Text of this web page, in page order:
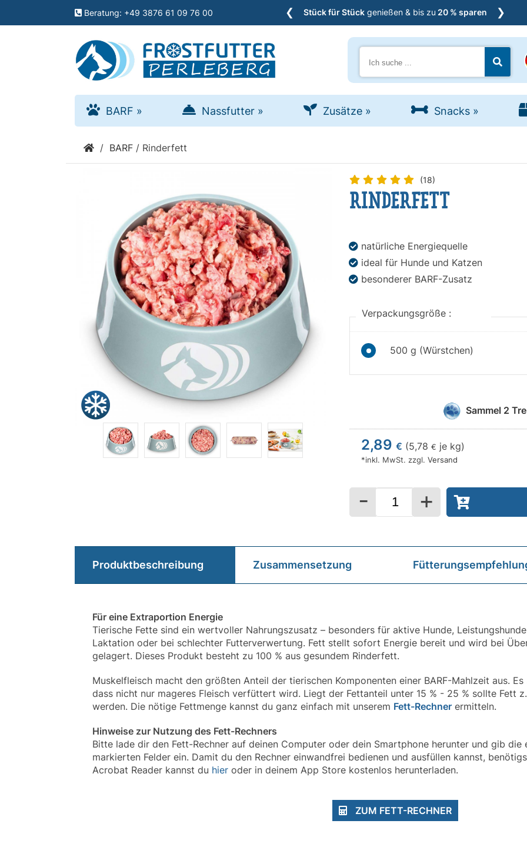
Beratung: +49 3876 61 09 76 00 Stück für Stückgenießen & bis zu 20 % sparen
❮ ❯
Jetzt
BARF » Nassfutter » Zusätze » Snacks »
schließen
/ BARF / Rinderfett
(18)
RINDERFETT
natürliche Energiequelle
ideal für Hunde und Katzen
besonderer BARF-Zusatz
Verpackungsgröße :
500 g (Würstchen)
Sammel 2
2,89 € (5,78 € je kg)
*inkl. MwSt. zzgl. Versand
- +
Produktbeschreibung Zusammensetzung
Für eine Extraportion Energie
Tierische Fette sind ein wertvoller Nahrungszusatz – besonders für aktive Hunde,
Laktation oder bei schlechter Futterverwertung. Fett stellt sofort Energie bereit und wird bei
gelagert. Dieses Produkt besteht zu 100 % aus gesundem Rinderfett.
Muskelfleisch macht den größten Anteil der tierischen Komponenten einer BARF-Mahlzeit aus.
dass nicht nur mageres Fleisch verfüttert wird. Liegt der Fettanteil unter 15 % - 25 % sollte Fett
werden. Die nötige Fettmenge kannst du ganz einfach mit unserem Fett-Rechner ermitteln.
Hinweise zur Nutzung des Fett-Rechners
Bitte lade dir den Fett-Rechner auf deinen Computer oder dein Smartphone herunter und gib
markierten Felder ein. Damit du den Rechner einwandfrei bedienen und ausfüllen kannst,
Acrobat Reader kannst du hier oder in deinem App Store kostenlos herunterladen.
ZUM FETT-RECHNER